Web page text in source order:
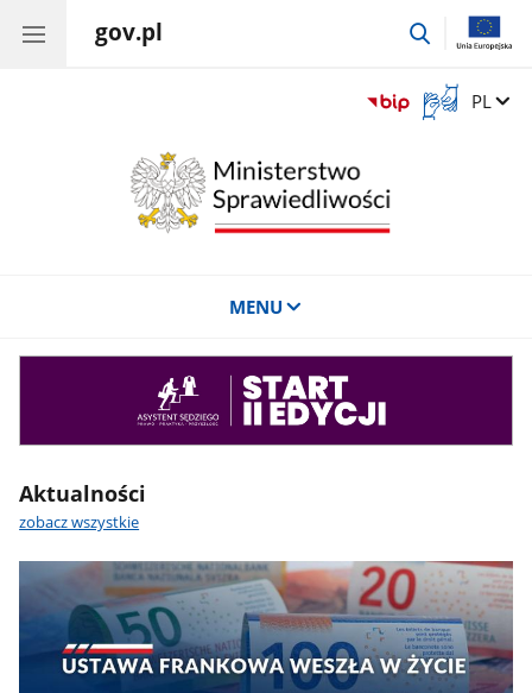
gov.pl
przejdź
Otwórz
okno
Zmień
PL
MENU
Aktualności
zobacz wszystkie